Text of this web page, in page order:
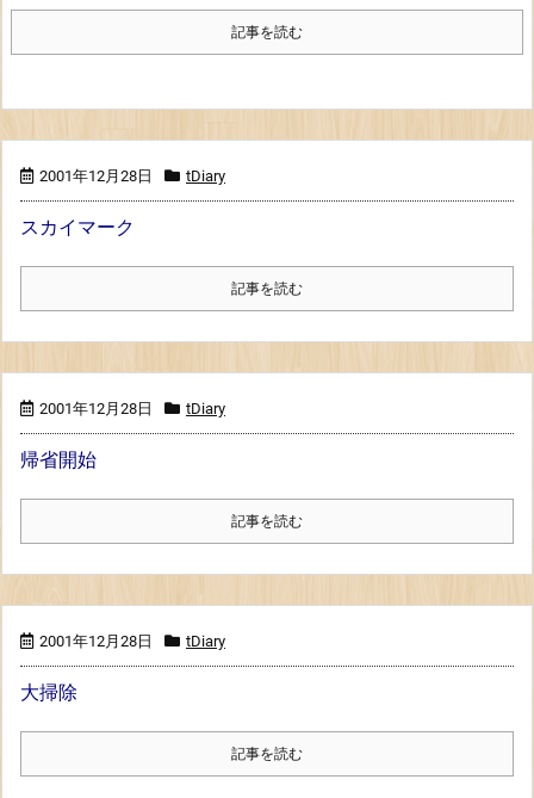
記事を読む
2001年12月28日 tDiary
スカイマーク
記事を読む
2001年12月28日 tDiary
帰省開始
記事を読む
2001年12月28日 tDiary
大掃除
記事を読む